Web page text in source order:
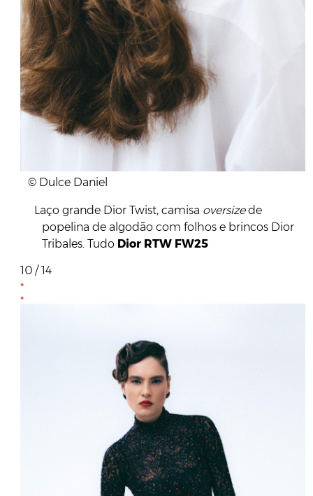
© Dulce Daniel
Laço grande Dior Twist, camisa oversizede
popelina de algodão com folhos e brincos Dior
Tribales. Tudo Dior RTW FW25
10 / 14